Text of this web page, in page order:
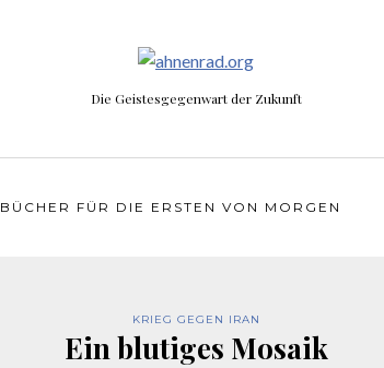
Die Geistesgegenwart der Zukunft
BÜCHER FÜR DIE ERSTEN VON MORGEN
KRIEG GEGEN IRAN
Ein blutiges Mosaik